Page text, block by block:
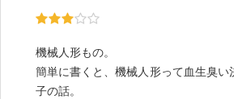
機械人形もの。
簡単に書くと、機械人形って血生臭
子の話。